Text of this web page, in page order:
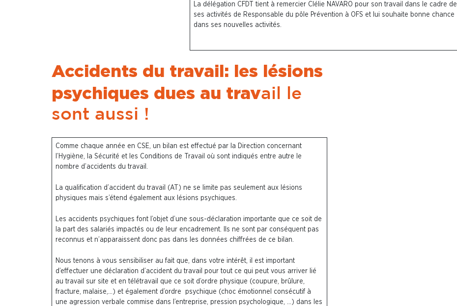
La délégation CFDT tient à remercier Clélie NAVARO pour son travail dans le cadre de
ses activités de Responsable du pôle Prévention à OFS et lui souhaite bonne chance
dans ses nouvelles activités.
Accidents du travail: les lésions
psychiques dues au travail le
sont aussi !
Comme chaque année en CSE, un bilan est effectué par la Direction concernant
l’Hygiène, la Sécurité et les Conditions de Travail où sont indiqués entre autre le
nombre d’accidents du travail.
La qualification d’accident du travail (AT) ne se limite pas seulement aux lésions
physiques mais s’étend également aux lésions psychiques.
Les accidents psychiques font l’objet d’une sous-déclaration importante que ce soit de
la part des salariés impactés ou de leur encadrement. Ils ne sont par conséquent pas
reconnus et n’apparaissent donc pas dans les données chiffrées de ce bilan.
Nous tenons à vous sensibiliser au fait que, dans votre intérêt, il est important
d’effectuer une déclaration d’accident du travail pour tout ce qui peut vous arriver lié
au travail sur site et en télétravail que ce soit d’ordre physique (coupure, brûlure,
fracture, malaise,…) et également d’ordre psychique (choc émotionnel consécutif à
une agression verbale commise dans l’entreprise, pression psychologique, …) dans les